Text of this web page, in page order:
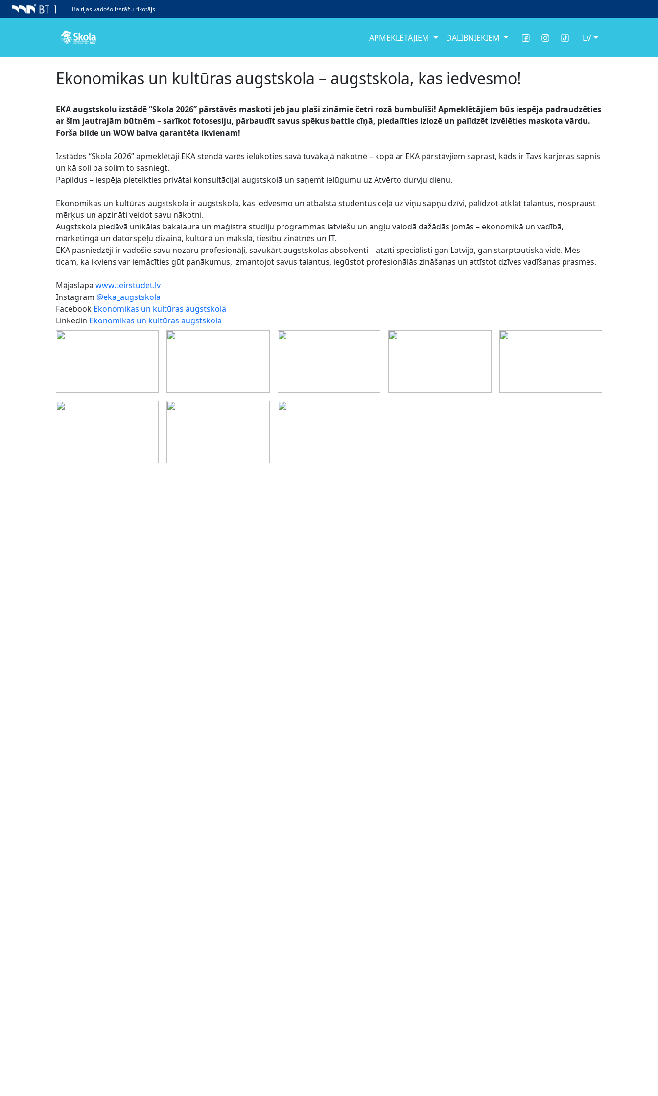
Baltijas vadošo izstāžu rīkotājs
APMEKLĒTĀJIEM DALĪBNIEKIEM LV
Ekonomikas un kultūras augstskola – augstskola, kas iedvesmo!
EKA augstskolu izstādē “Skola 2026” pārstāvēs maskoti jeb jau plaši zināmie četri rozā bumbulīši! Apmeklētājiem būs iespēja padraudzēties
ar šīm jautrajām būtnēm – sarīkot fotosesiju, pārbaudīt savus spēkus battle cīņā, piedalīties izlozē un palīdzēt izvēlēties maskota vārdu.
Forša bilde un WOW balva garantēta ikvienam!
Izstādes “Skola 2026” apmeklētāji EKA stendā varēs ielūkoties savā tuvākajā nākotnē – kopā ar EKA pārstāvjiem saprast, kāds ir Tavs karjeras sapnis
un kā soli pa solim to sasniegt.
Papildus – iespēja pieteikties privātai konsultācijai augstskolā un saņemt ielūgumu uz Atvērto durvju dienu.
Ekonomikas un kultūras augstskola ir augstskola, kas iedvesmo un atbalsta studentus ceļā uz viņu sapņu dzīvi, palīdzot atklāt talantus, nospraust
mērķus un apzināti veidot savu nākotni.
Augstskola piedāvā unikālas bakalaura un maģistra studiju programmas latviešu un angļu valodā dažādās jomās – ekonomikā un vadībā,
mārketingā un datorspēļu dizainā, kultūrā un mākslā, tiesību zinātnēs un IT.
EKA pasniedzēji ir vadošie savu nozaru profesionāļi, savukārt augstskolas absolventi – atzīti speciālisti gan Latvijā, gan starptautiskā vidē. Mēs
ticam, ka ikviens var iemācīties gūt panākumus, izmantojot savus talantus, iegūstot profesionālās zināšanas un attīstot dzīves vadīšanas prasmes.
Mājaslapa www.teirstudet.lv
Instagram @eka_augstskola
Facebook Ekonomikas un kultūras augstskola
Linkedin Ekonomikas un kultūras augstskola